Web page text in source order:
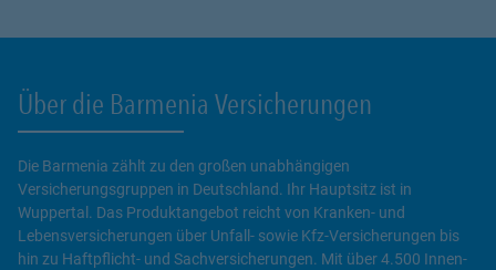
Über die Barmenia Versicherungen
Die Barmenia zählt zu den großen unabhängigen
Versicherungsgruppen in Deutschland. Ihr Hauptsitz ist in
Wuppertal. Das Produktangebot reicht von Kranken- und
Lebensversicherungen über Unfall- sowie Kfz-Versicherungen bis
hin zu Haftpflicht- und Sachversicherungen. Mit über 4.500 Innen-